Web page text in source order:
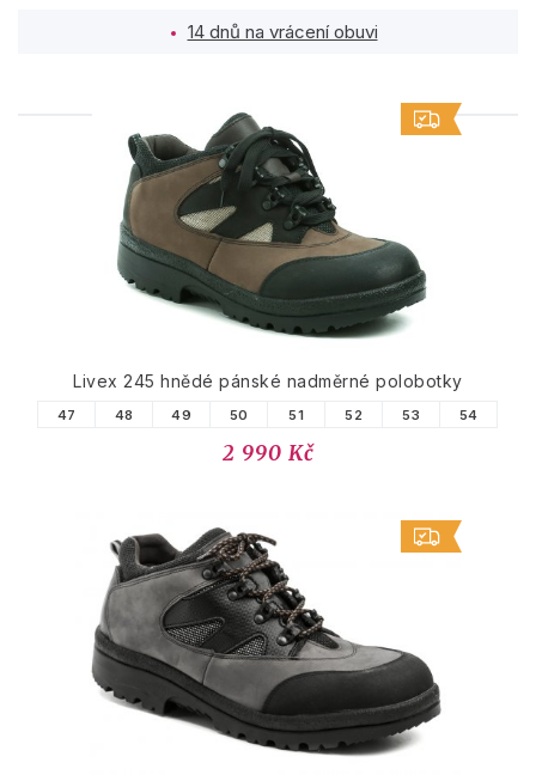
14 dnů na vrácení obuvi
PODOBNÉ PRODUKTY
Livex 245 hnědé pánské nadměrné polobotky
47 48 49 50 51 52 53 54
2 990 Kč